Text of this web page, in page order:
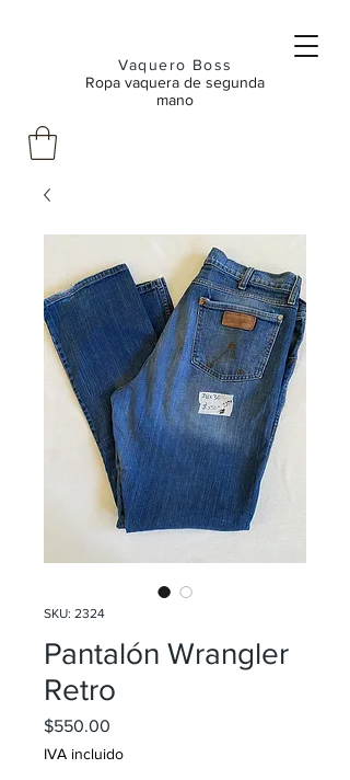
Vaquero Boss
Ropa vaquera de segunda
mano
SKU: 2324
Pantalón Wrangler
Retro
$550.00
IVA incluido